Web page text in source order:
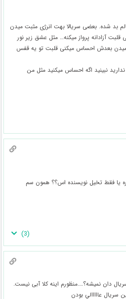
بد شده. بعضی سریالا بهت انرژی مثبت ميدن
آزادانه پرواز میکنه… مثل عشق زیر نور
ميدن بعدش احساس میکنی قلبت تو يه قفس
نبينيد اگه احساس میکنید مثل من
یا فقط تخیل نویسنده اس؟؟ همون سم
(
3
)
دان نمیشه؟….منظورم اینه کلا آبی نیست.
عااااالي بودن